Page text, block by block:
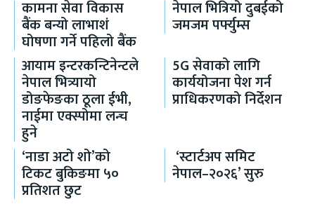
कामना सेवा विकास
बैंक बन्यो लाभाशं
घोषणा गर्ने पहिलो बैंक
नेपाल भित्रियो दुबईको
जमजम पर्फ्युम्स
आयाम इन्टरकन्टिनेन्टले
नेपाल भित्र्यायो
डोङफेङका ठूला ईभी,
नाईमा एक्स्पोमा लन्च
हुने
5G सेवाको लागि
कार्ययोजना पेश गर्न
प्राधिकरणको निर्देशन
‘नाडा अटो शो’को
टिकट बुकिङमा ५०
प्रतिशत छुट
‘स्टार्टअप समिट
नेपाल–२०२६’ सुरु